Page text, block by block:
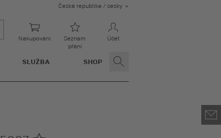
Česká republika / cesky
Nakupování
Seznam
přání
Účet
SLUŽBA SHOP